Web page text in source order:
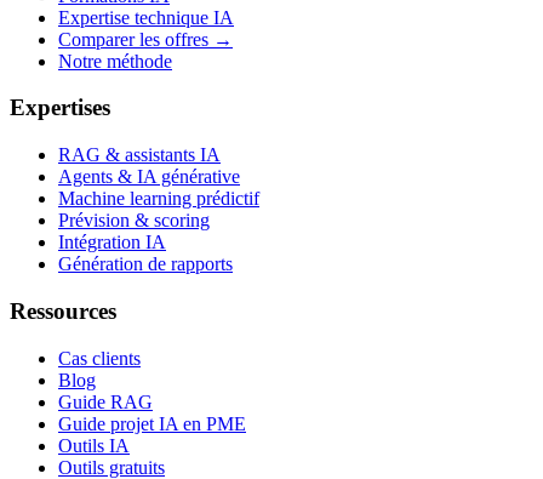
Expertise technique IA
Comparer les offres →
Notre méthode
Expertises
RAG & assistants IA
Agents & IA générative
Machine learning prédictif
Prévision & scoring
Intégration IA
Génération de rapports
Ressources
Cas clients
Blog
Guide RAG
Guide projet IA en PME
Outils IA
Outils gratuits